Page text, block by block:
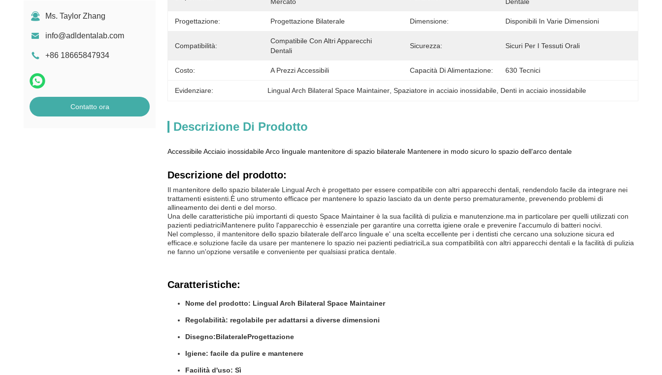
Ms. Taylor Zhang
info@adldentalab.com
+86 18665847934
Contatto ora
Progettazione: Progettazione Bilaterale Dimensione: Disponibili In Varie Dimensioni
Compatibilità:
Compatibile Con Altri Apparecchi
Dentali
Sicurezza: Sicuri Per I Tessuti Orali
Costo: A Prezzi Accessibili Capacità Di Alimentazione: 630 Tecnici
Evidenziare: Lingual Arch Bilateral Space Maintainer , Spaziatore in acciaio inossidabile Denti in acciaio inossidabile
Descrizione Di Prodotto
Accessibile Acciaio inossidabile Arco linguale mantenitore di spazio bilaterale Mantenere in modo sicuro lo spazio dell'arco dentale
Descrizione del prodotto:
Il mantenitore dello spazio bilaterale Lingual Arch è progettato per essere compatibile con altri apparecchi dentali, rendendolo facile da integrare nei
trattamenti esistenti.È uno strumento efficace per mantenere lo spazio lasciato da un dente perso prematuramente, prevenendo problemi di
allineamento dei denti e del morso.
Una delle caratteristiche più importanti di questo Space Maintainer è la sua facilità di pulizia e manutenzione.ma in particolare per quelli utilizzati con
pazienti pediatriciMantenere pulito l'apparecchio è essenziale per garantire una corretta igiene orale e prevenire l'accumulo di batteri nocivi.
Nel complesso, il mantenitore dello spazio bilaterale dell'arco linguale e' una scelta eccellente per i dentisti che cercano una soluzione sicura ed
efficace.e soluzione facile da usare per mantenere lo spazio nei pazienti pediatriciLa sua compatibilità con altri apparecchi dentali e la facilità di pulizia
ne fanno un'opzione versatile e conveniente per qualsiasi pratica dentale.
Caratteristiche:
Nome del prodotto: Lingual Arch Bilateral Space Maintainer
Regolabilità: regolabile per adattarsi a diverse dimensioni
Disegno:BilateraleProgettazione
Igiene: facile da pulire e mantenere
Facilità d'uso: Sì